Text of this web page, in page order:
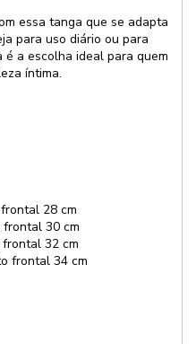
essa tanga que se adapta
para uso diário ou para
é a escolha ideal para quem
íntima.
28 cm
frontal 30 cm
32 cm
frontal 34 cm